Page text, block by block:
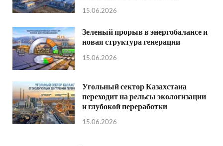
15.06.2026
Зеленый прорыв в энергобалансе и
новая структура генерации
15.06.2026
Угольный сектор Казахстана
переходит на рельсы экологизации
и глубокой переработки
15.06.2026